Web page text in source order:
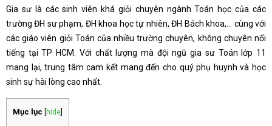
Gia sư là các sinh viên khá giỏi chuyên ngành Toán học của các
trường ĐH sư phạm, ĐH khoa học tự nhiên, ĐH Bách khoa,… cùng với
các giáo viên giỏi Toán của nhiều trường chuyên, không chuyên nổi
tiếng tại TP HCM. Với chất lượng mà đội ngũ gia sư Toán lớp 11
mang lại, trung tâm cam kết mang đến cho quý phụ huynh và học
sinh sự hài lòng cao nhất.
Mục lục hide